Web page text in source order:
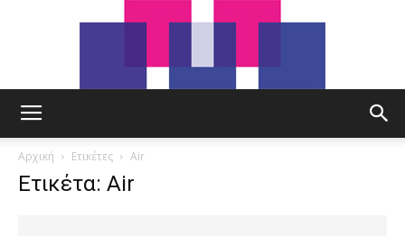
Αρχική Ετικέτες Air
Ετικέτα: Air